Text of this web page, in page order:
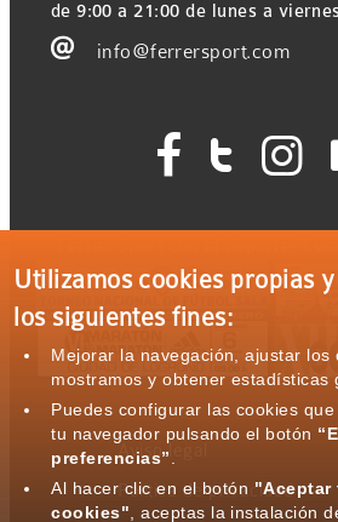
de 9:00 a 21:00 de lunes a
 info@ferrersport.com
  
Aviso legal
Política de privacidad
Utilizamos cookies propias
los siguientes fines:
Mejorar la navegación, ajustar los
mostramos y obtener estadísticas
Puedes configurar las cookies
tu navegador pulsando el botón
preferencias”
Al hacer clic en el botón "Aceptar
cookies" , aceptas la instalación